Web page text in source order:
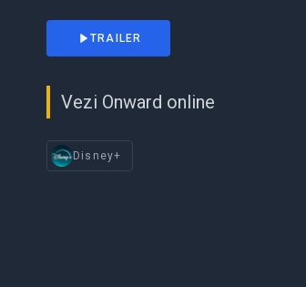
TRAILER
Vezi Onward online
Disney+